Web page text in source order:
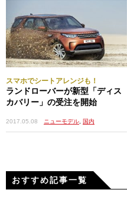
スマホでシートアレンジも！
ランドローバーが新型「ディス
カバリー」の受注を開始
2017.05.08 ニューモデル 国内
おすすめ記事一覧